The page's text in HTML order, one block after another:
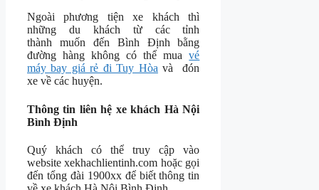
Ngoài phương tiện xe khách thì
những du khách từ các tỉnh
thành muốn đến Bình Định bằng
đường hàng không có thể muavé
máy bay giá rẻ đi Tuy Hòa và đón
xe về các huyện.
Thông tin liên hệ xe khách Hà Nội
Bình Định
Quý khách có thể truy cập vào
website xekhachlientinh.com hoặc gọi
đến tổng đài 1900xx để biết thông tin